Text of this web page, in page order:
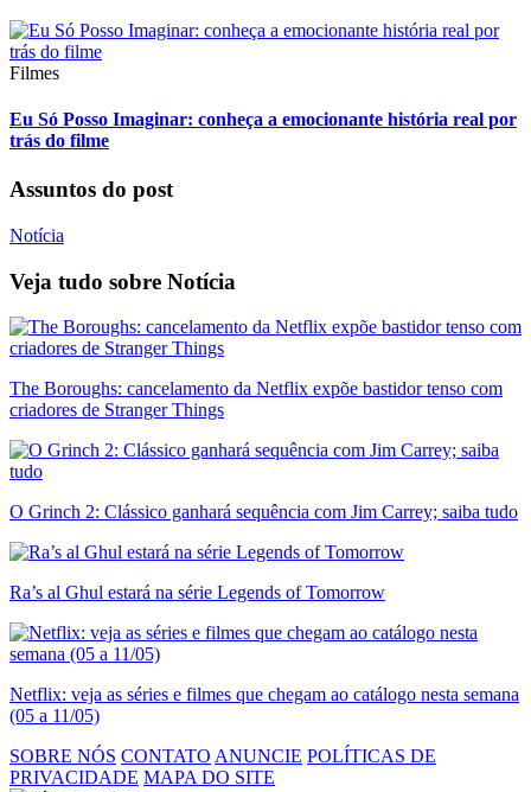
Filmes
Eu Só Posso Imaginar: conheça a emocionante história real por
trás do filme
Assuntos do post
Notícia
Veja tudo sobre Notícia
The Boroughs: cancelamento da Netflix expõe bastidor tenso com
criadores de Stranger Things
O Grinch 2: Clássico ganhará sequência com Jim Carrey; saiba tudo
Ra’s al Ghul estará na série Legends of Tomorrow
Netflix: veja as séries e filmes que chegam ao catálogo nesta semana
(05 a 11/05)
SOBRE NÓS CONTATO ANUNCIE POLÍTICAS DE
PRIVACIDADE MAPA DO SITE